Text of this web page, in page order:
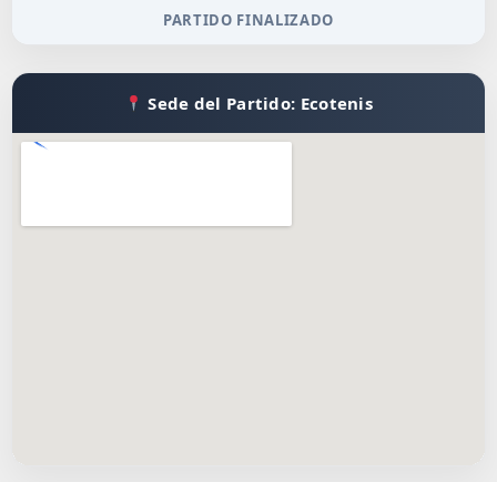
PARTIDO FINALIZADO
Sede del Partido: Ecotenis